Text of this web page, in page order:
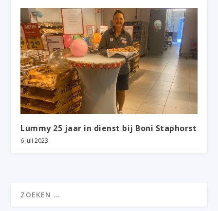
Lummy 25 jaar in dienst bij Boni Staphorst
6 juli 2023